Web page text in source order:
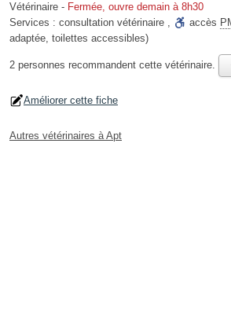
Vétérinaire - Fermée, ouvre demain à 8h30
Services : consultation vétérinaire , accès
adaptée, toilettes accessibles)
2 personnes recommandent cette vétérinaire.
Améliorer cette fiche
Autres vétérinaires à Apt